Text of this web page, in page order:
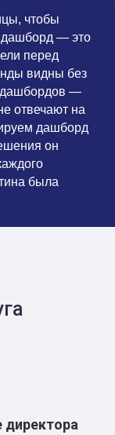
чтобы
дашборд — это
перед
видны без
дашбордов —
отвечают на
дашборд
он
была
директора